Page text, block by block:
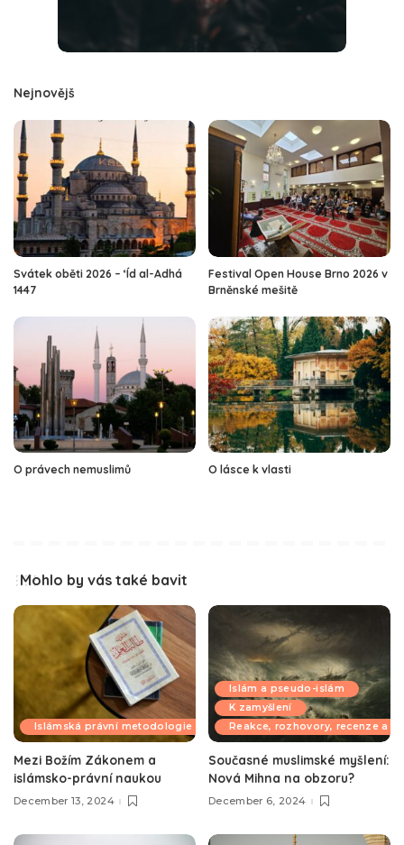
Nejnovějš
Svátek oběti 2026 – ‘Íd al-Adhá
1447
Festival Open House Brno 2026 v
Brněnské mešitě
O právech nemuslimů O lásce k vlasti
Mohlo by vás také bavit
Islámská právní metodologie
Mezi Božím Zákonem a
islámsko-právní naukou
December 13, 2024
Islám a pseudo-islám
K zamyšlení
Reakce, rozhovory, recenze a
Současné muslimské myšlení:
Nová Mihna na obzoru?
December 6, 2024